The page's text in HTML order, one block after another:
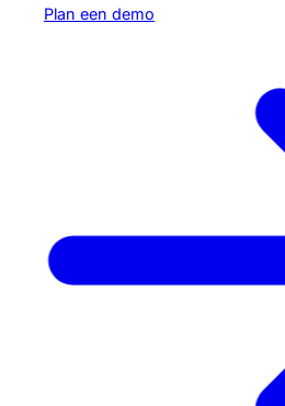
Plan een demo